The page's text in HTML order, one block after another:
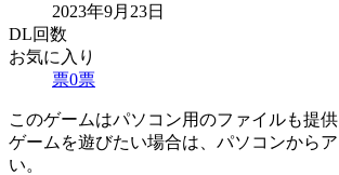
2023年9月23日
DL回数
お気に入り
票0票
このゲームはパソコン用のファイルも提供
ゲームを遊びたい場合は、パソコンから
い。